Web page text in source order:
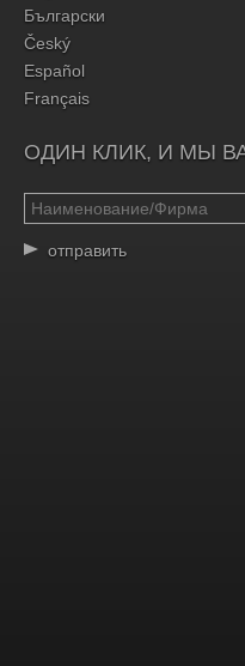
Български
Český
Español
Français
ОДИН КЛИК, И МЫ
отправить